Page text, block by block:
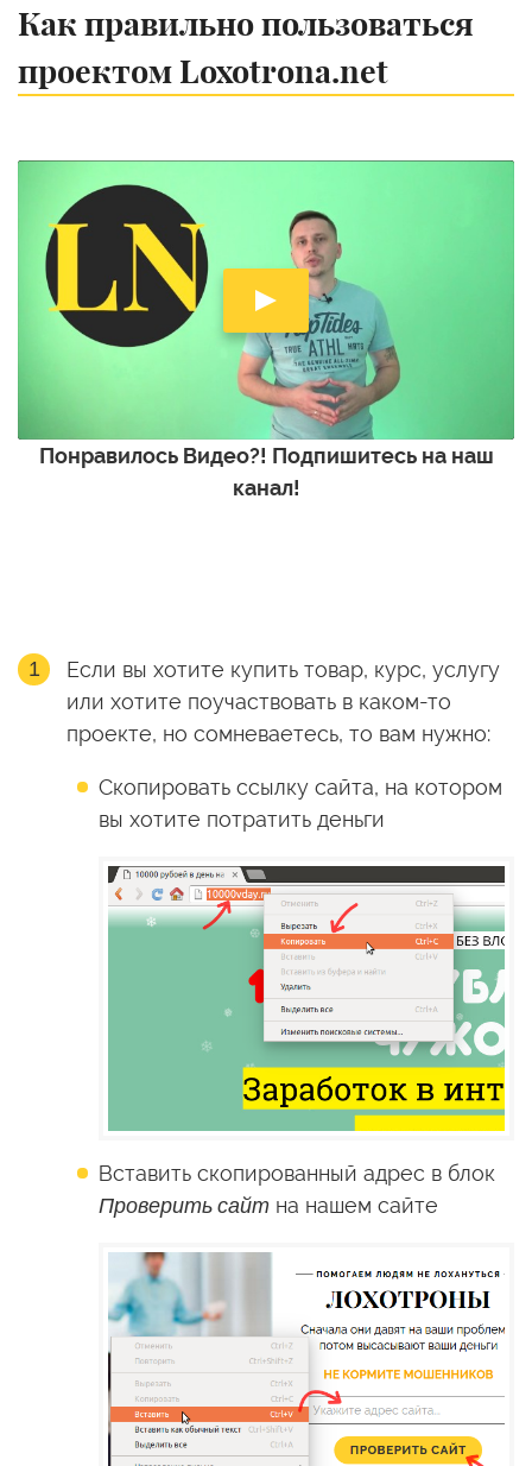
Как правильно пользоваться
проектом Loxotrona.net
Понравилось Видео?! Подпишитесь на наш
канал!
Если вы хотите купить товар, курс, услугу
или хотите поучаствовать в каком-то
проекте, но сомневаетесь, то вам нужно:
Скопировать ссылку сайта, на котором
вы хотите потратить деньги
Вставить скопированный адрес в блок
Проверить сайтна нашем сайте